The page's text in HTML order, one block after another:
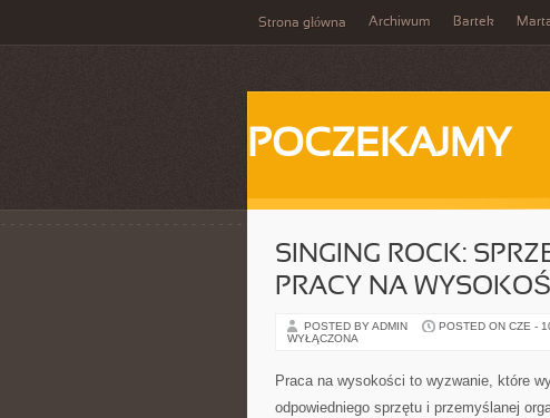
Strona główna Archiwum Bartek
POCZEKAJMY
SINGING ROCK:
PRACY NA
POSTED BY ADMIN POSTED ON CZE -
WYŁĄCZONA
Praca na wysokości to wyzwanie, które
odpowiedniego sprzętu i przemyślanej